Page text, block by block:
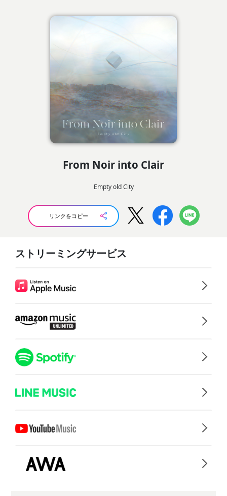
From Noir into Clair
Empty old City
リンクをコピー
ストリーミングサービス